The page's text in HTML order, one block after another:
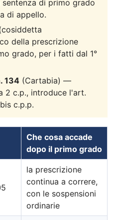
di primo grado
di appello.
della prescrizione
grado, per i fatti dal 1°
134 (Cartabia) —
2 c.p., introduce l'art.
c.p.p.
Che cosa accade
dopo il primo grado
la prescrizione
continua a correre,
con le sospensioni
ordinarie